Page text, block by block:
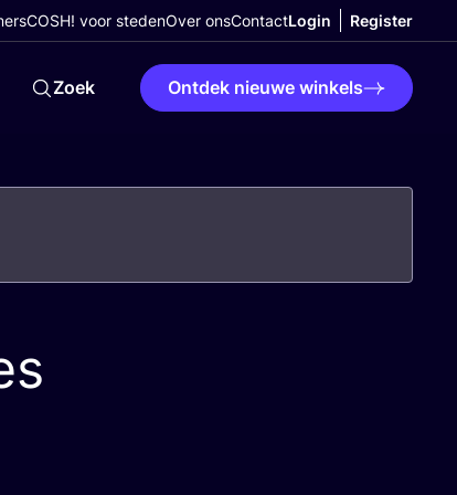
COSH! voor stedenOver onsContactLogin Register
Zoek Ontdek nieuwe winkels